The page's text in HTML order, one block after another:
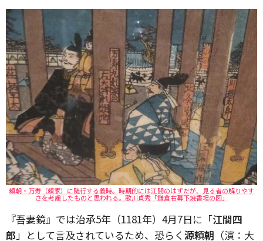
頼朝・万寿（頼家）に随行する義時。時期的には江間のはずだが、見る者の解りやす
さを考慮したものと思われる。歌川貞秀「鎌倉右幕下焼香場の図」
『吾妻鏡』では治承5年（1181年）4月7日に「江間四
郎」として言及されているため、恐らく 源頼朝 （演：大